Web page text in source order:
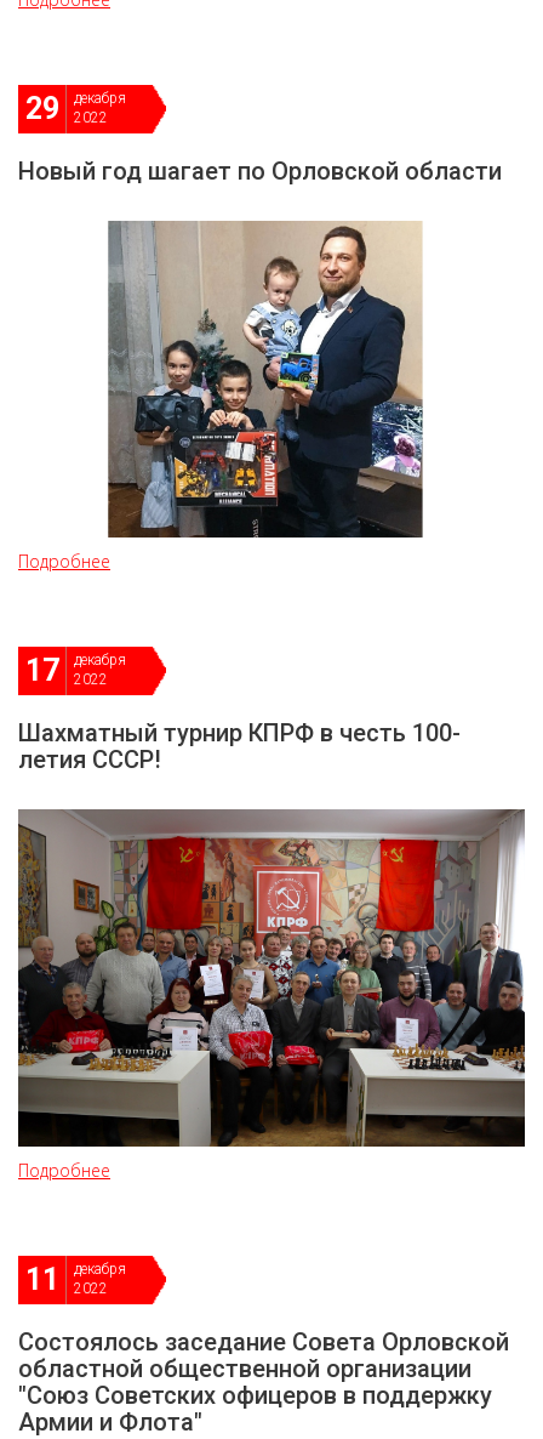
29
декабря
2022
Новый год шагает по Орловской области
Подробнее
17
декабря
2022
Шахматный турнир КПРФ в честь 100-
летия СССР!
Подробнее
11
декабря
2022
Состоялось заседание Совета Орловской
областной общественной организации
"Союз Советских офицеров в поддержку
Армии и Флота"